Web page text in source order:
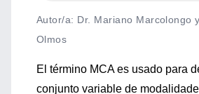
Autor/a: Dr. Mariano Marcolongo
Olmos
El término MCA es usado para
conjunto variable de